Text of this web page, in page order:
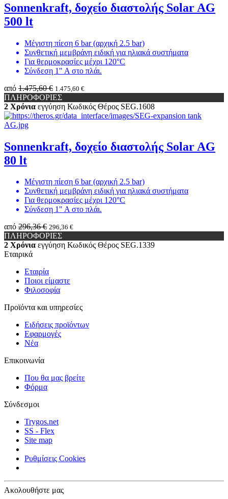
Sonnenkraft, δοχείο διαστολής Solar AG
500 lt
Μέγιστη πίεση 6 bar (αρχική 2.5 bar)
Συνθετική μεμβράνη ειδική για ηλιακά συστήματα
Για θερμοκρασίες μέχρι 120°C
Σύνδεση 1" Α στο πλάι.
από 1.475,60 € 1.475,60 €
ΠΛΗΡΟΦΟΡΙΕΣ
2 Χρόνια εγγύηση Κωδικός Θέρος SEG.1608
Sonnenkraft, δοχείο διαστολής Solar AG
80 lt
Μέγιστη πίεση 6 bar (αρχική 2.5 bar)
Συνθετική μεμβράνη ειδική για ηλιακά συστήματα
Για θερμοκρασίες μέχρι 120°C
Σύνδεση 1" Α στο πλάι.
από 296,36 € 296,36 €
ΠΛΗΡΟΦΟΡΙΕΣ
2 Χρόνια εγγύηση Κωδικός Θέρος SEG.1339
Εταιρικά
Εταιρία
Ποιοι είμαστε
Φιλοσοφία
Προϊόντα και υπηρεσίες
Ειδήσεις προϊόντων
Εφαρμογές
Νέα
Επικοινωνία
Που θα μας βρείτε
Φόρμα
Σύνδεσμοι
Trygos.net
SS - Flex
Site map
Ρυθμίσεις Cookies
Ακολουθήστε μας